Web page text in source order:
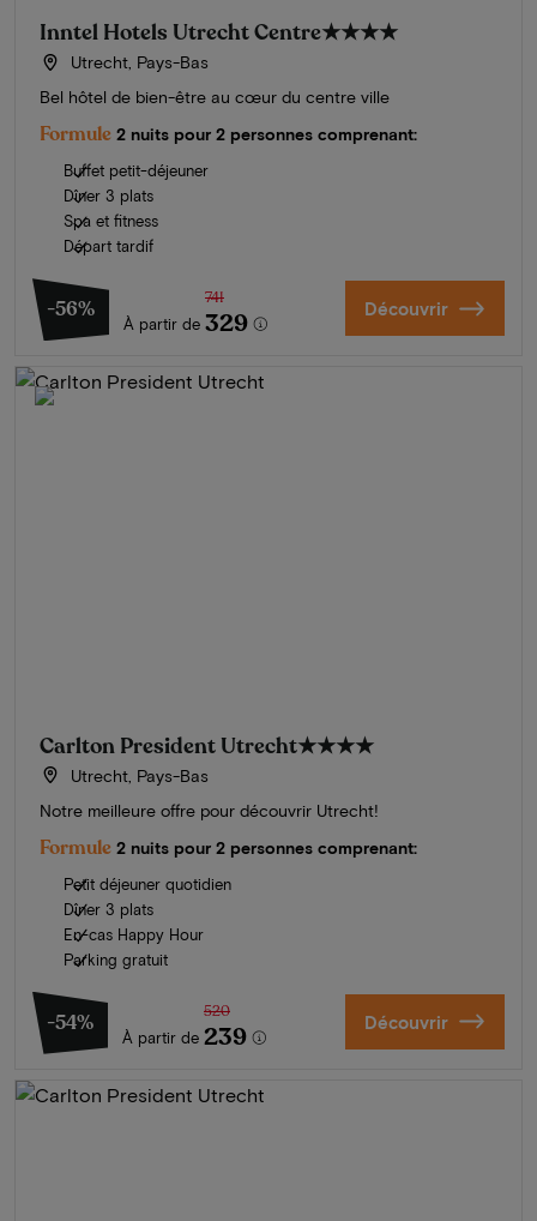
Inntel Hotels Utrecht Centre★★★★
Utrecht, Pays-Bas
Bel hôtel de bien-être au cœur du centre ville
Formule 2 nuits pour 2 personnes comprenant:
Buffet petit-déjeuner
Dîner 3 plats
Spa et fitness
Départ tardif
-56%
À partir de
741
329 Découvrir
Carlton President Utrecht★★★★
Utrecht, Pays-Bas
Notre meilleure offre pour découvrir Utrecht!
Formule 2 nuits pour 2 personnes comprenant:
Petit déjeuner quotidien
Dîner 3 plats
En-cas Happy Hour
Parking gratuit
-54%
À partir de
520
239 Découvrir